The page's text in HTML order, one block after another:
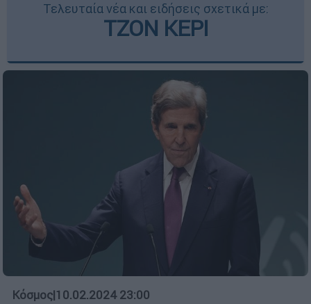
Τελευταία νέα και ειδήσεις σχετικά με:
ΤΖΟΝ ΚΕΡΙ
Κόσμος|10.02.2024 23:00